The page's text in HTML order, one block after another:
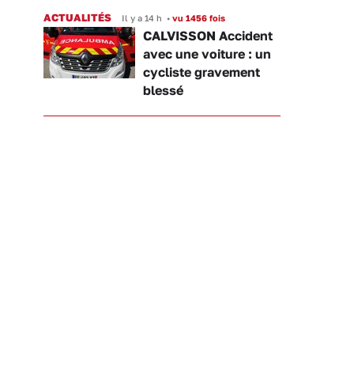
ACTUALITÉS Il y a 14 h • vu 1456 fois
CALVISSON Accident
avec une voiture : un
cycliste gravement
blessé